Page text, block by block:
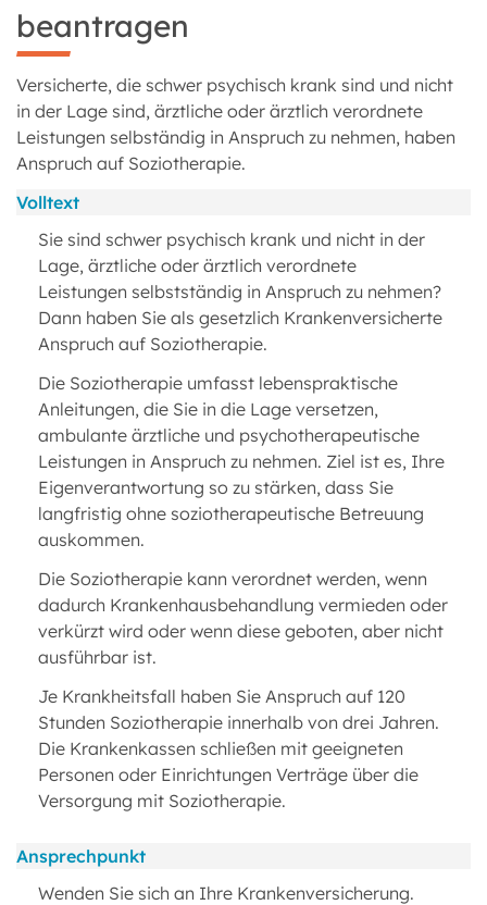
beantragen
Versicherte, die schwer psychisch krank sind und nicht
in der Lage sind, ärztliche oder ärztlich verordnete
Leistungen selbständig in Anspruch zu nehmen, haben
Anspruch auf Soziotherapie.
Volltext
Sie sind schwer psychisch krank und nicht in der
Lage, ärztliche oder ärztlich verordnete
Leistungen selbstständig in Anspruch zu nehmen?
Dann haben Sie als gesetzlich Krankenversicherte
Anspruch auf Soziotherapie.
Die Soziotherapie umfasst lebenspraktische
Anleitungen, die Sie in die Lage versetzen,
ambulante ärztliche und psychotherapeutische
Leistungen in Anspruch zu nehmen. Ziel ist es, Ihre
Eigenverantwortung so zu stärken, dass Sie
langfristig ohne soziotherapeutische Betreuung
auskommen.
Die Soziotherapie kann verordnet werden, wenn
dadurch Krankenhausbehandlung vermieden oder
verkürzt wird oder wenn diese geboten, aber nicht
ausführbar ist.
Je Krankheitsfall haben Sie Anspruch auf 120
Stunden Soziotherapie innerhalb von drei Jahren.
Die Krankenkassen schließen mit geeigneten
Personen oder Einrichtungen Verträge über die
Versorgung mit Soziotherapie.
Ansprechpunkt
Wenden Sie sich an Ihre Krankenversicherung.